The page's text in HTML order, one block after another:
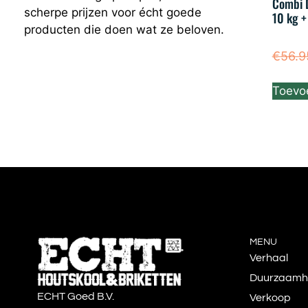
scherpe prijzen voor écht goede
producten die doen wat ze beloven.
Combi
10 kg
€
ECHT Goed B.V.
MENU
Verhaal
Verkoop